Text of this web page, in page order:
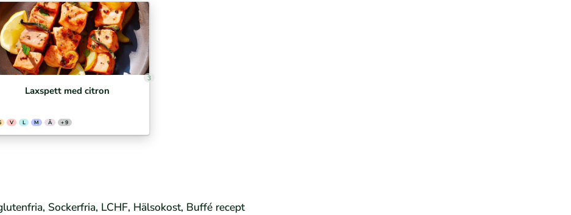
3
Laxspett med citron
V L M Ä + 9
Sockerfria, LCHF, Hälsokost, Buffé recept